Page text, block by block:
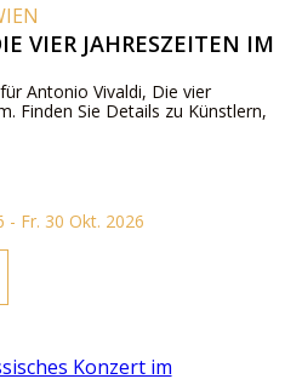
VIER JAHRESZEITEN IM
Antonio Vivaldi, Die vier
Finden Sie Details zu Künstlern,
- Fr. 30 Okt. 2026